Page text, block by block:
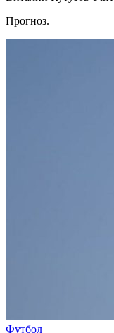
Прогноз.
Футбол